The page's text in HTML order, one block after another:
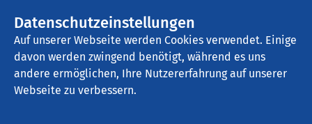
Datenschutzeinstellungen
Auf unserer Webseite werden Cookies verwendet. Einige
davon werden zwingend benötigt, während es uns
andere ermöglichen, Ihre Nutzererfahrung auf unserer
Webseite zu verbessern.
AMEOS Pflege Hildesheim